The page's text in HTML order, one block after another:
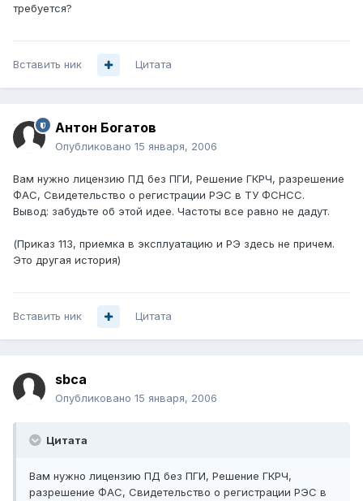
требуется?
Вставить ник Цитата
Антон Богатов
Опубликовано 15 января, 2006
Вам нужно лицензию ПД без ПГИ, Решение ГКРЧ, разрешение
ФАС, Свидетельство о регистрации РЭС в ТУ ФСНСС.
Вывод: забудьте об этой идее. Частоты все равно не дадут.
(Приказ 113, приемка в эксплуатацию и РЭ здесь не причем.
Это другая история)
Вставить ник Цитата
sbca
Опубликовано 15 января, 2006
Цитата
Вам нужно лицензию ПД без ПГИ, Решение ГКРЧ,
разрешение ФАС, Свидетельство о регистрации РЭС в